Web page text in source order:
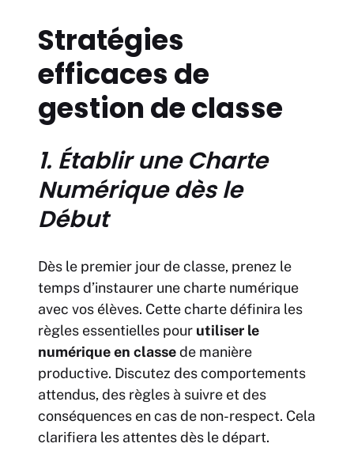
Stratégies
efficaces de
gestion de classe
1. Établir une Charte
Numérique dès le
Début
Dès le premier jour de classe, prenez le
temps d’instaurer une charte numérique
avec vos élèves. Cette charte définira les
règles essentielles pour utiliser le
numérique en classede manière
productive. Discutez des comportements
attendus, des règles à suivre et des
conséquences en cas de non-respect. Cela
clarifiera les attentes dès le départ.